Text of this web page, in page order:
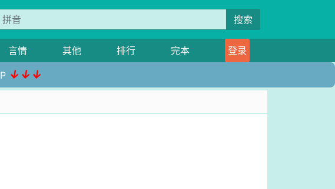
搜索
言情 其他 排行 完本 登录
↓↓↓